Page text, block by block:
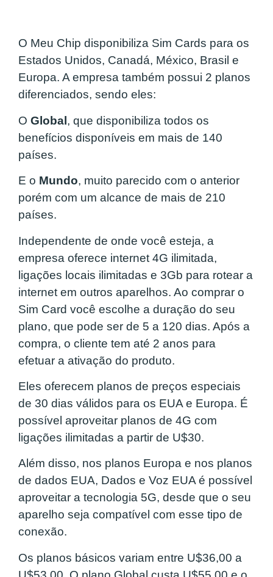
O Meu Chip disponibiliza Sim Cards para os
Estados Unidos, Canadá, México, Brasil e
Europa. A empresa também possui 2 planos
diferenciados, sendo eles:
O Global, que disponibiliza todos os
benefícios disponíveis em mais de 140
países.
E o Mundo, muito parecido com o anterior
porém com um alcance de mais de 210
países.
Independente de onde você esteja, a
empresa oferece internet 4G ilimitada,
ligações locais ilimitadas e 3Gb para rotear a
internet em outros aparelhos. Ao comprar o
Sim Card você escolhe a duração do seu
plano, que pode ser de 5 a 120 dias. Após a
compra, o cliente tem até 2 anos para
efetuar a ativação do produto.
Eles oferecem planos de preços especiais
de 30 dias válidos para os EUA e Europa. É
possível aproveitar planos de 4G com
ligações ilimitadas a partir de U$30.
Além disso, nos planos Europa e nos planos
de dados EUA, Dados e Voz EUA é possível
aproveitar a tecnologia 5G, desde que o seu
aparelho seja compatível com esse tipo de
conexão.
Os planos básicos variam entre U$36,00 a